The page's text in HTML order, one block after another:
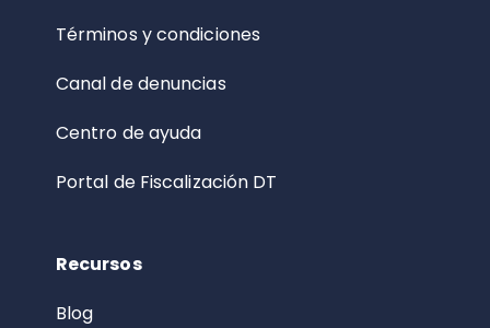
Términos y condiciones
Canal de denuncias
Centro de ayuda
Portal de Fiscalización DT
Recursos
Blog